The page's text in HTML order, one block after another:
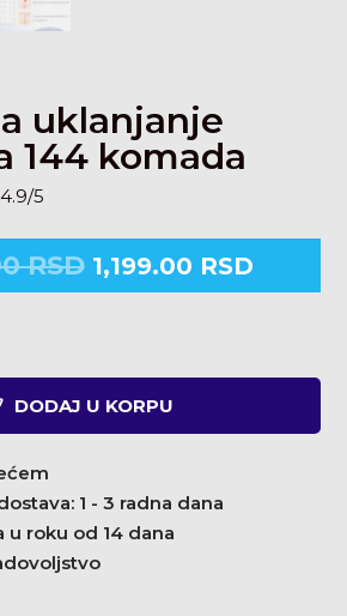
uklanjanje
144 komada
5
RSD 1,199.00 RSD
DODAJ U KORPU
1 - 3 radna dana
u roku od 14 dana